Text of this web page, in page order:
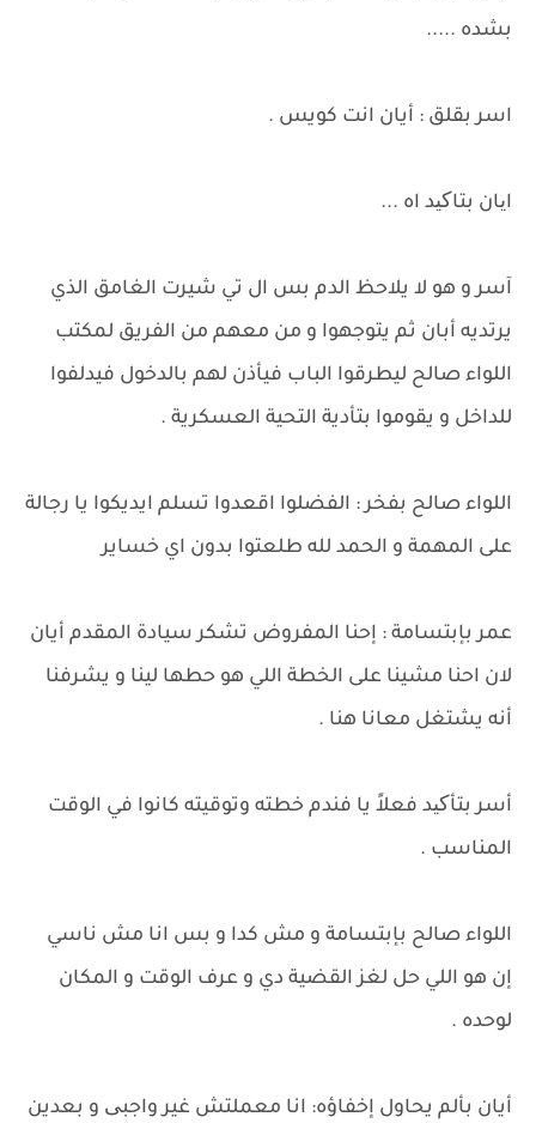
بشده .....
اسر بقلق : أيان انت كويس .
ایان بتاکید اه ...
آسر و هو لا يلاحظ الدم بس ال تي شيرت الغامق الذي
يرتديه أبان ثم يتوجهوا و من معهم من الفريق لمكتب
اللواء صالح ليطرقوا الباب فيأذن لهم بالدخول فيدلفوا
للداخل و يقوموا بتأدية التحية العسكرية .
اللواء صالح بفخر : الفضلوا اقعدوا تسلم ايديكوا يا رجالة
على المهمة و الحمد لله طلعتوا بدون اي خساير
عمر بإبتسامة : إحنا المفروض تشكر سيادة المقدم أيان
لان احنا مشينا على الخطة اللي هو حطها لينا و يشرفنا
أنه يشتغل معانا هنا .
أسر بتأکید فعلاً يا فندم خطته وتوقيته كانوا في الوقت
المناسب .
اللواء صالح بإبتسامة و مش كدا و بس انا مش ناسي
إن هو اللي حل لغز القضية دي و عرف الوقت و المكان
لوحده .
أيان بألم يحاول إخفاؤه: انا معملتش غير واجبی و بعدين